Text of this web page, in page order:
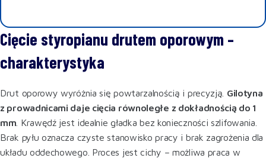
Cięcie styropianu drutem oporowym –
charakterystyka
Drut oporowy wyróżnia się powtarzalnością i precyzją. Gilotyna
z prowadnicami daje cięcia równoległe z dokładnością do 1
mm . Krawędź jest idealnie gładka bez konieczności szlifowania.
Brak pyłu oznacza czyste stanowisko pracy i brak zagrożenia dla
układu oddechowego. Proces jest cichy – możliwa praca w